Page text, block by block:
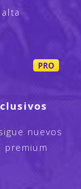
nuevos
premium